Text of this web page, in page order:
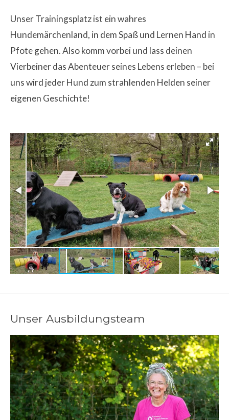
Unser Trainingsplatz ist ein wahres
Hundemärchenland, in dem Spaß und Lernen Hand in
Pfote gehen. Also komm vorbei und lass deinen
Vierbeiner das Abenteuer seines Lebens erleben – bei
uns wird jeder Hund zum strahlenden Helden seiner
eigenen Geschichte!
Unser Ausbildungsteam